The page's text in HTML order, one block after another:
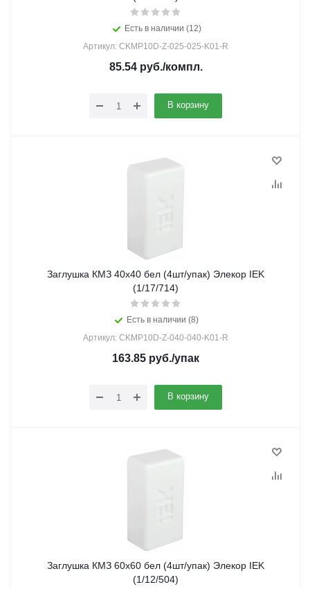
Есть в наличии (12)
Артикул: CKMP10D-Z-025-025-K01-R
85.54руб./компл.
В корзину
Заглушка КМЗ 40х40 бел (4шт/упак) Элекор IEK
(1/17/714)
Есть в наличии (8)
Артикул: CKMP10D-Z-040-040-K01-R
163.85 руб./упак
В корзину
Заглушка КМЗ 60х60 бел (4шт/упак) Элекор IEK
(1/12/504)